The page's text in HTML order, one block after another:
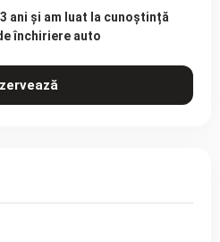
ani și am luat la cunoștință
închiriere auto